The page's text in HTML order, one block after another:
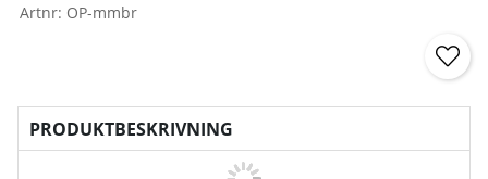
Artnr: OP-mmbr
PRODUKTBESKRIVNING